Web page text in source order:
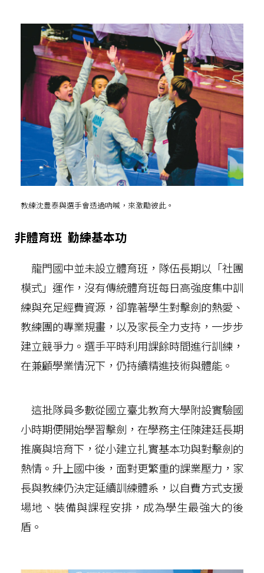
教練沈豊泰與選手會透過吶喊，來激勵彼此。
非體育班 勤練基本功
龍門國中並未設立體育班，隊伍長期以「社團
模式」運作，沒有傳統體育班每日高強度集中訓
練與充足經費資源，卻靠著學生對擊劍的熱愛、
教練團的專業規畫，以及家長全力支持，一步步
建立競爭力。選手平時利用課餘時間進行訓練，
在兼顧學業情況下，仍持續精進技術與體能。
這批隊員多數從國立臺北教育大學附設實驗國
小時期便開始學習擊劍，在學務主任陳建廷長期
推廣與培育下，從小建立扎實基本功與對擊劍的
熱情。升上國中後，面對更繁重的課業壓力，家
長與教練仍決定延續訓練體系，以自費方式支援
場地、裝備與課程安排，成為學生最強大的後
盾。